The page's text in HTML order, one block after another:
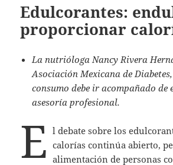
Edulcorantes:
proporcionar
La nutrióloga Nancy Rivera
Asociación Mexicana de
consumo debe ir acompañado de
asesoría profesional.
E l debate sobre los
calorías continúa abierto,
alimentación de personas